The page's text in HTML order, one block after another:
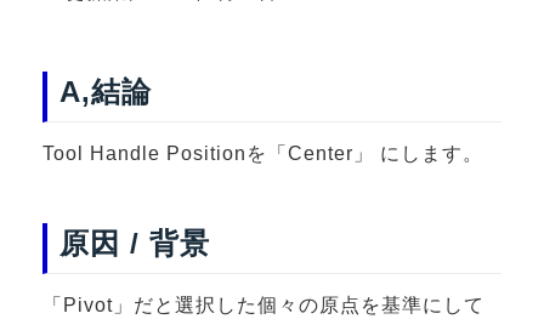
受講生紹介
イベント
アクセスマップ
企業向け
A,結論
Tool Handle Positionを「Center」 にします。
原因 / 背景
「Pivot」だと選択した個々の原点を基準にして